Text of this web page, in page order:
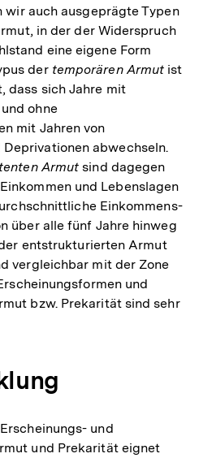
auch ausgeprägte Typen
in der der Widerspruch
eine eigene Form
der temporären Armut ist
dass sich Jahre mit
ohne
mit Jahren von
abwechseln.
Armut sind dagegen
und Lebenslagen
Einkommens-
über alle fünf Jahre hinweg
entstrukturierten Armut
vergleichbar mit der Zone
und
bzw. Prekarität sind sehr
und
und Prekarität eignet